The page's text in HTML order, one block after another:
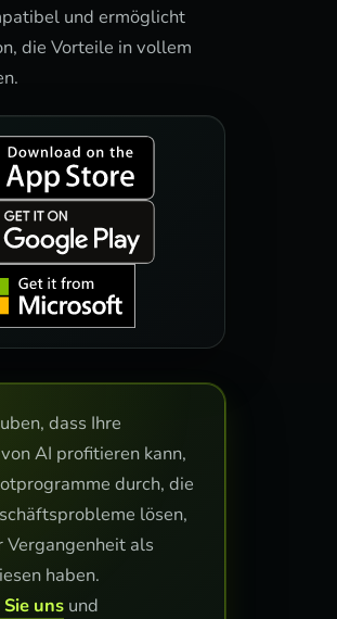
und ermöglicht
die Vorteile in vollem
dass Ihre
AI profitieren kann,
durch, die
lösen,
Vergangenheit als
haben.
uns und